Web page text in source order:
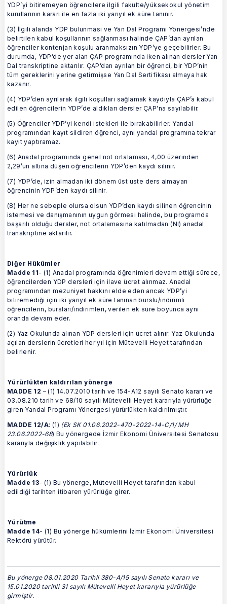
YDP’yi bitiremeyen öğrencilere ilgili fakülte/yüksekokul yönetim
kurullarının kararı ile en fazla iki yarıyıl ek süre tanınır.
(3) İlgili alanda YDP bulunması ve Yan Dal Programı Yönergesi’nde
belirtilen kabul koşullarının sağlanması halinde ÇAP’dan ayrılan
öğrenciler kontenjan koşulu aranmaksızın YDP’ye geçebilirler. Bu
durumda, YDP’de yer alan ÇAP programında iken alınan dersler Yan
Dal transkriptine aktarılır. ÇAP’dan ayrılan bir öğrenci, bir YDP’nin
tüm gereklerini yerine getirmişse Yan Dal Sertifikası almaya hak
kazanır.
(4) YDP’den ayrılarak ilgili koşulları sağlamak kaydıyla ÇAP’a kabul
edilen öğrencilerin YDP’de aldıkları dersler ÇAP'na sayılabilir.
(5) Öğrenciler YDP’yi kendi istekleri ile bırakabilirler. Yandal
programından kayıt sildiren öğrenci, aynı yandal programına tekrar
kayıt yaptıramaz.
(6) Anadal programında genel not ortalaması, 4,00 üzerinden
2,29’un altına düşen öğrencilerin YDP’den kaydı silinir.
(7) YDP’de, izin almadan iki dönem üst üste ders almayan
öğrencinin YDP’den kaydı silinir.
(8) Her ne sebeple olursa olsun YDP’den kaydı silinen öğrencinin
istemesi ve danışmanının uygun görmesi halinde, bu programda
başarılı olduğu dersler, not ortalamasına katılmadan (NI) anadal
transkriptine aktarılır.
Diğer Hükümler
Madde 11- (1) Anadal programında öğrenimleri devam ettiği sürece,
öğrencilerden YDP dersleri için ilave ücret alınmaz. Anadal
programından mezuniyet hakkını elde eden ancak YDP’yi
bitiremediği için iki yarıyıl ek süre tanınan burslu/indirimli
öğrencilerin, bursları/indirimleri, verilen ek süre boyunca aynı
oranda devam eder.
(2) Yaz Okulunda alınan YDP dersleri için ücret alınır. Yaz Okulunda
açılan derslerin ücretleri her yıl için Mütevelli Heyet tarafından
belirlenir.
Yürürlükten kaldırılan yönerge
MADDE 12 – (1) 14.07.2010 tarih ve 154-A12 sayılı Senato kararı ve
03.08.210 tarih ve 68/10 sayılı Mütevelli Heyet kararıyla yürürlüğe
giren Yandal Programı Yönergesi yürürlükten kaldırılmıştır.
MADDE 12/A: (1) (Ek SK 01.06.2022-470-2022-14-C/1/ MH
23.06.2022-68) Bu yönergede İzmir Ekonomi Üniversitesi Senatosu
kararıyla değişiklik yapılabilir.
Yürürlük
Madde 13- (1) Bu yönerge, Mütevelli Heyet tarafından kabul
edildiği tarihten itibaren yürürlüğe girer.
Yürütme
Madde 14- (1) Bu yönerge hükümlerini İzmir Ekonomi Üniversitesi
Rektörü yürütür.
Bu yönerge 08.01.2020 Tarihli 380-A/15 sayılı Senato kararı ve
15.01.2020 tarihli 31 sayılı Mütevelli Heyet kararıyla yürürlüğe
girmiştir.